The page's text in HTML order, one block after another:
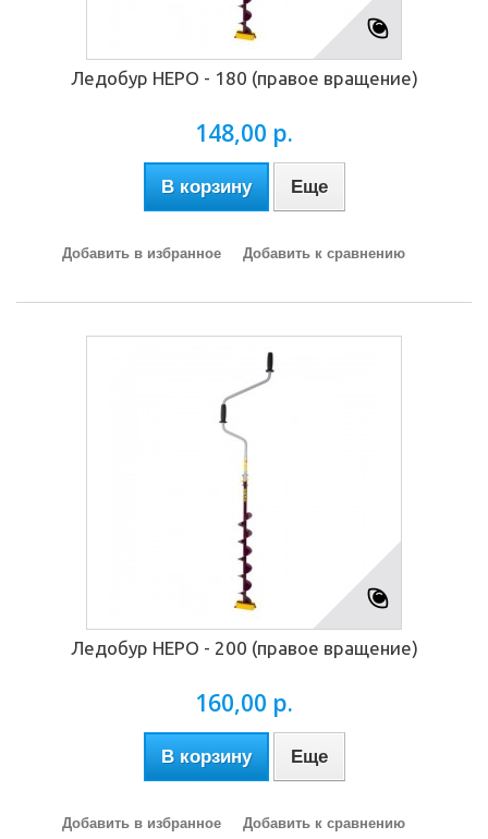
Ледобур НЕРО - 180 (правое вращение)
148,00 р.
В корзину Еще
Добавить в избранное Добавить к сравнению
Ледобур НЕРО - 200 (правое вращение)
160,00 р.
В корзину Еще
Добавить в избранное Добавить к сравнению